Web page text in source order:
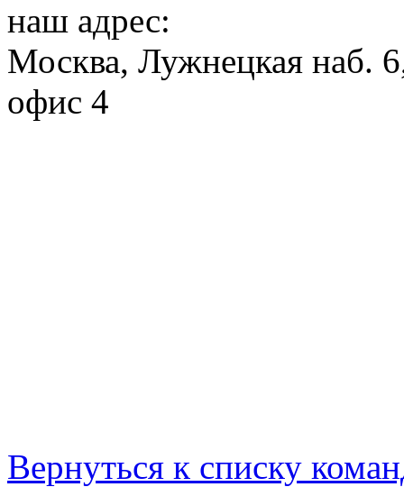
наш адрес:
Москва, Лужнецкая наб.
офис 4
Вернуться к списку